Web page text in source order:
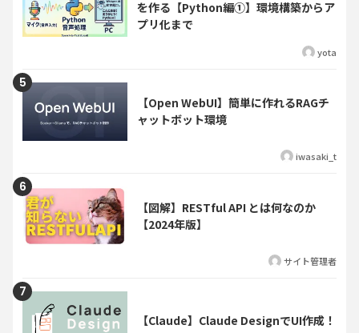
を作る【Python編①】環境構築からア
プリ化まで
yota
【Open WebUI】簡単に作れるRAGチ
ャットボット環境
iwasaki_t
【図解】RESTful API とは何なのか
【2024年版】
サイト管理者
【Claude】Claude DesignでUI作成！